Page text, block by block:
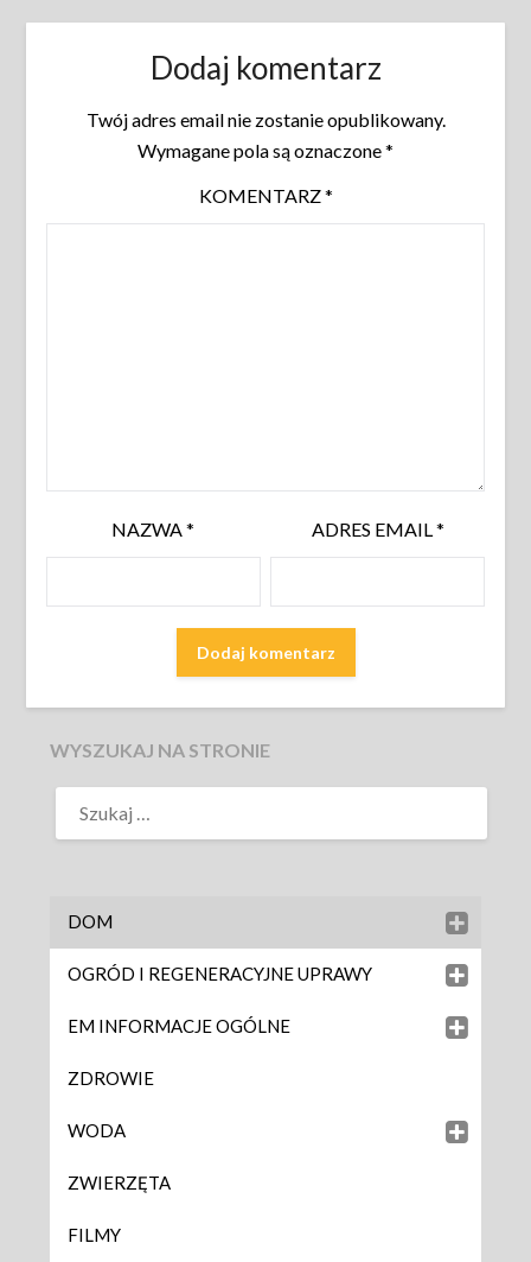
Dodaj komentarz
Twój adres email nie zostanie opublikowany.
Wymagane pola są oznaczone*
KOMENTARZ*
NAZWA* ADRES EMAIL *
WYSZUKAJ NA STRONIE
DOM
OGRÓD I REGENERACYJNE UPRAWY
EM INFORMACJE OGÓLNE
ZDROWIE
WODA
ZWIERZĘTA
FILMY